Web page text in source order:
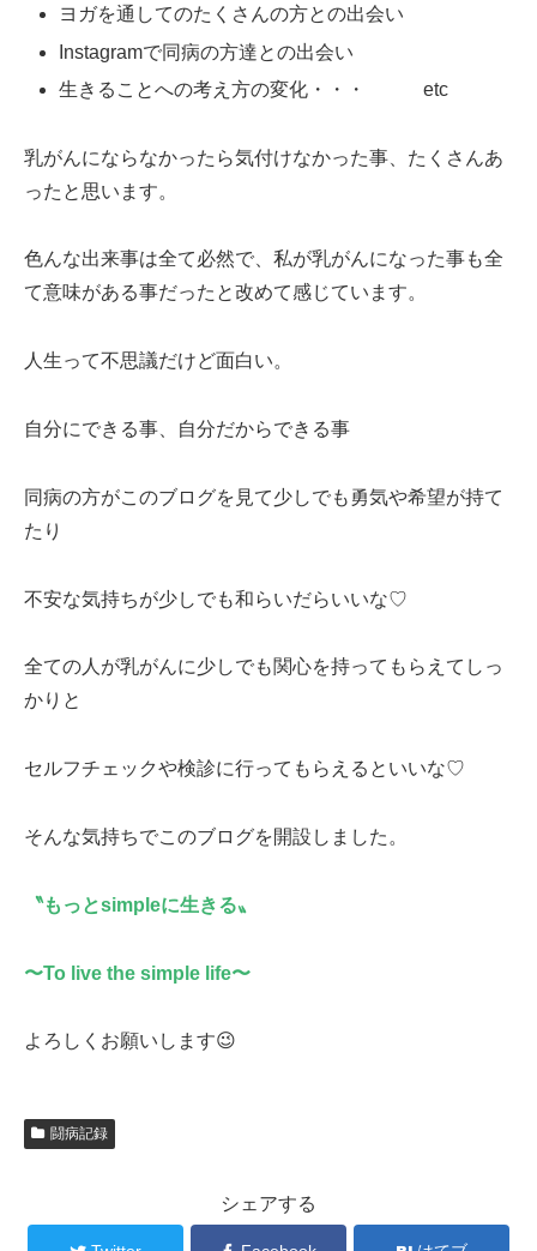
ヨガを通してのたくさんの方との出会い
Instagramで同病の方達との出会い
生きることへの考え方の変化・・・ etc
乳がんにならなかったら気付けなかった事、たくさんあ
ったと思います。
色んな出来事は全て必然で、私が乳がんになった事も全
て意味がある事だったと改めて感じています。
人生って不思議だけど面白い。
自分にできる事、自分だからできる事
同病の方がこのブログを見て少しでも勇気や希望が持て
たり
不安な気持ちが少しでも和らいだらいいな♡
全ての人が乳がんに少しでも関心を持ってもらえてしっ
かりと
セルフチェックや検診に行ってもらえるといいな♡
そんな気持ちでこのブログを開設しました。
〝もっとsimpleに生きる〟
〜To live the simple life〜
よろしくお願いします😉
闘病記録
シェアする